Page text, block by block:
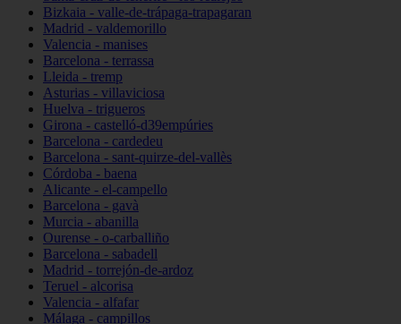
Bizkaia - valle-de-trápaga-trapagaran
Madrid - valdemorillo
Valencia - manises
Barcelona - terrassa
Lleida - tremp
Asturias - villaviciosa
Huelva - trigueros
Girona - castelló-d39empúries
Barcelona - cardedeu
Barcelona - sant-quirze-del-vallès
Córdoba - baena
Alicante - el-campello
Barcelona - gavà
Murcia - abanilla
Ourense - o-carballiño
Barcelona - sabadell
Madrid - torrejón-de-ardoz
Teruel - alcorisa
Valencia - alfafar
Málaga - campillos